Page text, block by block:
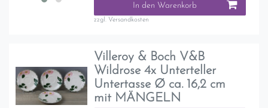
In den Warenkorb
zzgl. Versandkosten
Villeroy & Boch V&B
Wildrose 4x Unterteller
Untertasse Ø ca. 16,2 cm
mit MÄNGELN